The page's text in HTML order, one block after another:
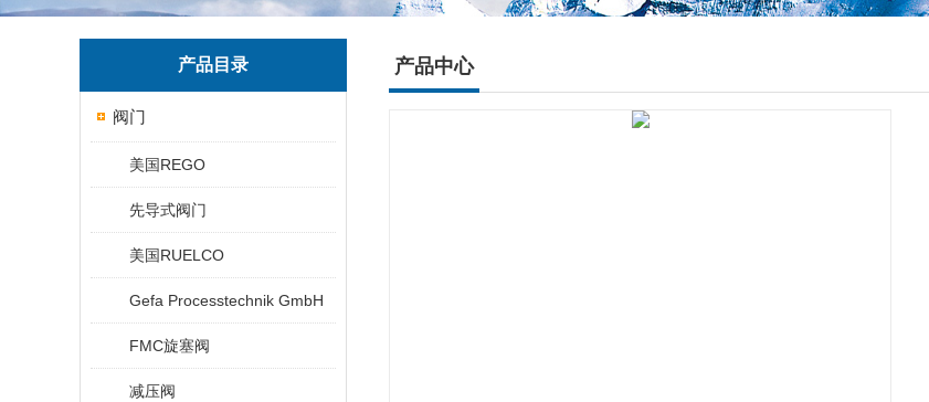
产品目录
阀门
美国REGO
先导式阀门
美国RUELCO
Gefa Processtechnik GmbH
FMC旋塞阀
减压阀
产品中心